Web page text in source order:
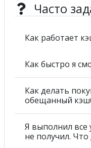
Часто
Как работает
Как быстро я
Как делать
обещанный
Я выполнил все
не получил. Что